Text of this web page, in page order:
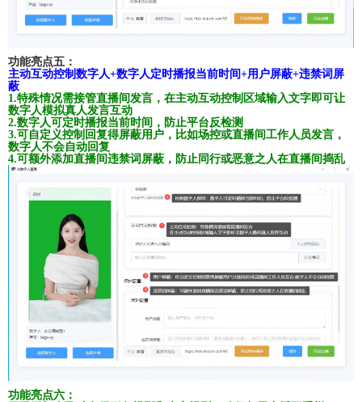
功能亮点五：
主动互动控制数字人+数字人定时播报当前时间+用户屏蔽+违禁词屏
蔽
1.特殊情况需接管直播间发言，在主动互动控制区域输入文字即可让
数字人模拟真人发言互动
2.数字人可定时播报当前时间，防止平台反检测
3.可自定义控制回复得屏蔽用户，比如场控或直播间工作人员发言，
数字人不会自动回复
4.可额外添加直播间违禁词屏蔽，防止同行或恶意之人在直播间捣乱
功能亮点六：